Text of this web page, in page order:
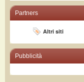
Partners
Altri siti
Pubblicità